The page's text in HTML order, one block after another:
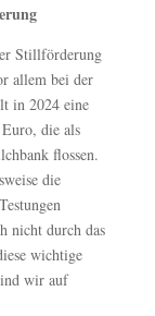
Stillförderung
allem bei der
in 2024 eine
die als
flossen.
die
nicht durch das
wichtige
wir auf